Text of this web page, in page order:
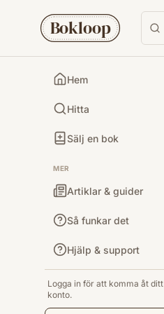
Bokloop
Hem
Hitta
Sälj en bok
MER
Artiklar & guider
Så funkar det
Hjälp & support
Logga in för att komma åt ditt
konto.